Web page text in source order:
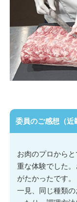
委員のご感想（近
お肉のプロから
重な体験でした
がたかったです。
一見、同じ種類